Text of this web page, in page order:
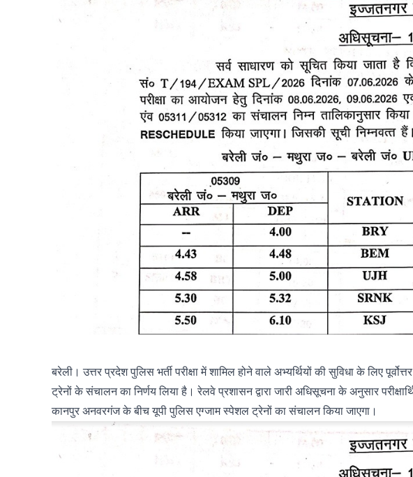
बरेली। उत्तर प्रदेश पुलिस भर्ती परीक्षा में शामिल होने वाले अभ्यर्थियों की सुविधा के लिए
ट्रेनों के संचालन का निर्णय लिया है। रेलवे प्रशासन द्वारा जारी अधिसूचना के अनुसार
कानपुर अनवरगंज के बीच यूपी पुलिस एग्जाम स्पेशल ट्रेनों का संचालन किया जाएगा।